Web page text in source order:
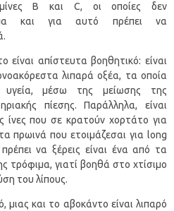
Β και C, οι οποίες δεν
και για αυτό πρέπει να
είναι απίστευτα βοηθητικό: είναι
λιπαρά οξέα, τα οποία
υγεία, μέσω της μείωσης της
πίεσης. Παράλληλα, είναι
ίνες που σε κρατούν χορτάτο για
πρωινά που ετοιμάζεσαι για long
να ξέρεις είναι ένα από τα
τρόφιμα, γιατί βοηθά στο χτίσιμο
του λίπους.
μιας και το αβοκάντο είναι λιπαρό